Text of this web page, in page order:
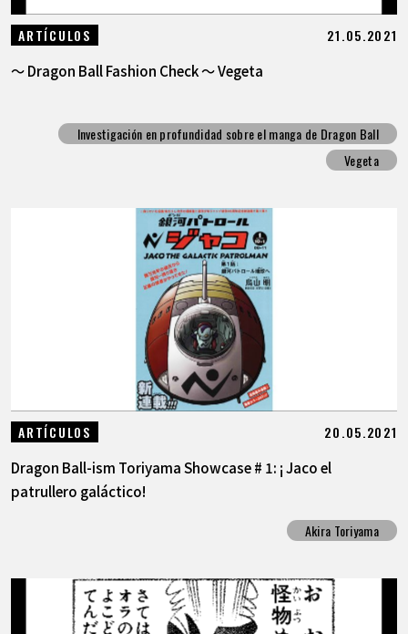
ARTÍCULOS 21.05.2021
～ Dragon Ball Fashion Check ～ Vegeta
Investigación en profundidad sobre el manga de Dragon Ball
Vegeta
ARTÍCULOS 20.05.2021
Dragon Ball-ism Toriyama Showcase # 1: ¡ Jaco el
patrullero galáctico!
Akira Toriyama